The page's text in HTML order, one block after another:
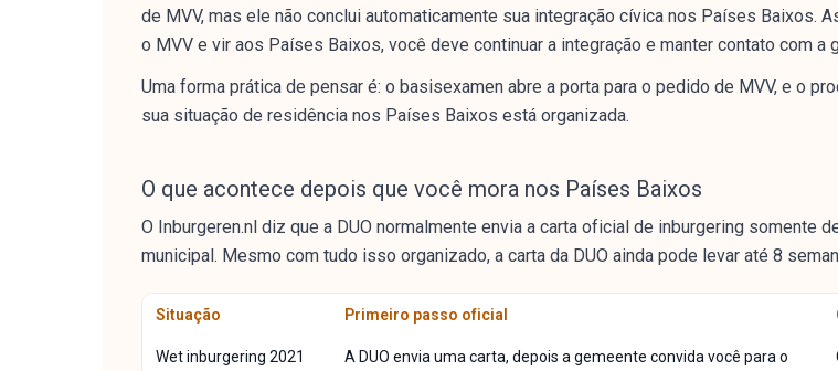
de MVV, mas ele não conclui automaticamente sua integração cívica nos Países Baixos.
o MVV e vir aos Países Baixos, você deve continuar a integração e manter contato com a
Uma forma prática de pensar é: o basisexamen abre a porta para o pedido de MVV, e o
sua situação de residência nos Países Baixos está organizada.
O que acontece depois que você mora nos Países Baixos
O Inburgeren.nl diz que a DUO normalmente envia a carta oficial de inburgering somente
municipal. Mesmo com tudo isso organizado, a carta da DUO ainda pode levar até 8
Situação Primeiro passo oficial
Wet inburgering 2021
A DUO envia uma carta, depois a gemeente convida você para o